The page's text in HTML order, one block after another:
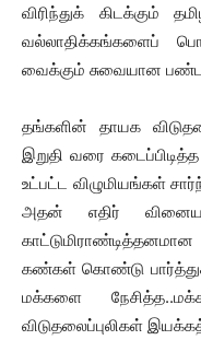
விரிந்துக் கிடக்கும்
வல்லாதிக்கங்களைப்
வைக்கும் சுவையான
தங்களின் தாயக
இறுதி வரை
உட்பட்ட விழுமியங்கள்
அதன் எதிர்
கண்கள் கொண்டு
மக்களை
விடுதலைப்புலிகள்